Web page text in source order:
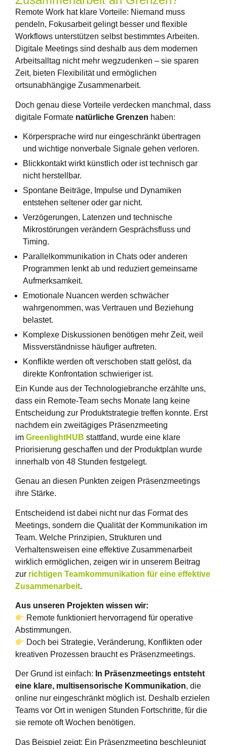
Remote Work hat klare Vorteile: Niemand muss
pendeln, Fokusarbeit gelingt besser und flexible
Workflows unterstützen selbst bestimmtes Arbeiten.
Digitale Meetings sind deshalb aus dem modernen
Arbeitsalltag nicht mehr wegzudenken – sie sparen
Zeit, bieten Flexibilität und ermöglichen
ortsunabhängige Zusammenarbeit.
Doch genau diese Vorteile verdecken manchmal, dass
digitale Formate natürliche Grenzen haben:
Körpersprache wird nur eingeschränkt übertragen
und wichtige nonverbale Signale gehen verloren.
Blickkontakt wirkt künstlich oder ist technisch gar
nicht herstellbar.
Spontane Beiträge, Impulse und Dynamiken
entstehen seltener oder gar nicht.
Verzögerungen, Latenzen und technische
Mikrostörungen verändern Gesprächsfluss und
Timing.
Parallelkommunikation in Chats oder anderen
Programmen lenkt ab und reduziert gemeinsame
Aufmerksamkeit.
Emotionale Nuancen werden schwächer
wahrgenommen, was Vertrauen und Beziehung
belastet.
Komplexe Diskussionen benötigen mehr Zeit, weil
Missverständnisse häufiger auftreten.
Konflikte werden oft verschoben statt gelöst, da
direkte Konfrontation schwieriger ist.
Ein Kunde aus der Technologiebranche erzählte uns,
dass ein Remote-Team sechs Monate lang keine
Entscheidung zur Produktstrategie treffen konnte. Erst
nachdem ein zweitägiges Präsenzmeeting
im GreenlightHUB stattfand, wurde eine klare
Priorisierung geschaffen und der Produktplan wurde
innerhalb von 48 Stunden festgelegt.
Genau an diesen Punkten zeigen Präsenzmeetings
ihre Stärke.
Entscheidend ist dabei nicht nur das Format des
Meetings, sondern die Qualität der Kommunikation im
Team. Welche Prinzipien, Strukturen und
Verhaltensweisen eine effektive Zusammenarbeit
wirklich ermöglichen, zeigen wir in unserem Beitrag
zur richtigen Teamkommunikation für eine effektive
Zusammenarbeit.
Aus unseren Projekten wissen wir:
Remote funktioniert hervorragend für operative
Abstimmungen.
Doch bei Strategie, Veränderung, Konflikten oder
kreativen Prozessen braucht es Präsenzmeetings.
Der Grund ist einfach: In Präsenzmeetings entsteht
eine klare, multisensorische Kommunikation, die
online nur eingeschränkt möglich ist. Deshalb erzielen
Teams vor Ort in wenigen Stunden Fortschritte, für die
sie remote oft Wochen benötigen.
Das Beispiel zeigt: Ein Präsenzmeeting beschleunigt